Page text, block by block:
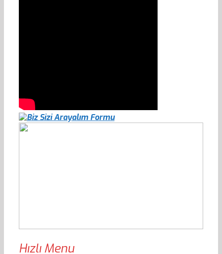
Hızlı Menu